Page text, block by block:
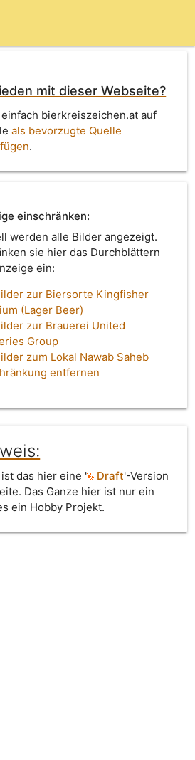
mit dieser Webseite?
einfach bierkreiszeichen.at auf
als bevorzugte Quelle
.
einschränken:
werden alle Bilder angezeigt.
sie hier das Durchblättern
ein:
zur Biersorte Kingfisher
(Lager Beer)
zur Brauerei United
Group
zum Lokal Nawab Saheb
entfernen
das hier eine ' Draft'-Version
Das Ganze hier ist nur ein
ein Hobby Projekt.